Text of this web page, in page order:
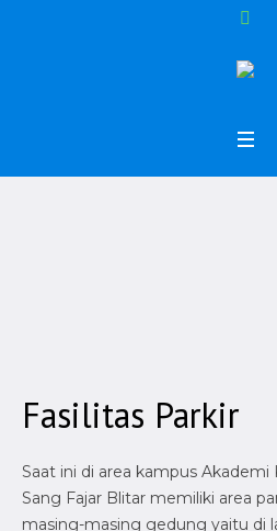
Fasilitas Parkir
Saat ini di area kampus
Sang Fajar Blitar memiliki area
masing-masing gedung yaitu di